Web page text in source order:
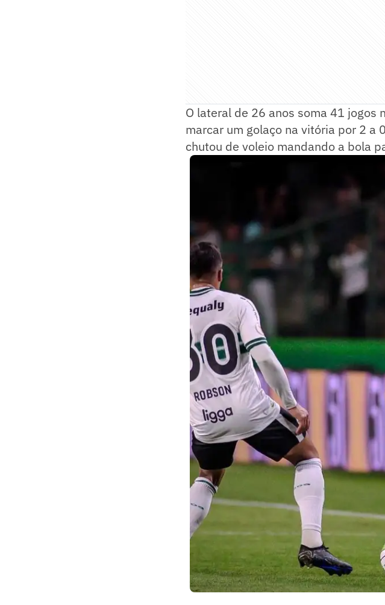
O lateral de 26 anos soma 41 jogos
marcar um golaço na vitória por 2 a
chutou de voleio mandando a bola